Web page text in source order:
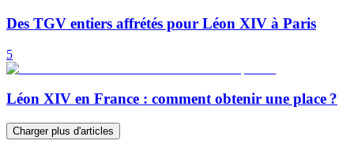
Des TGV entiers affrétés pour Léon XIV à Paris
5
Léon XIV en France : comment obtenir une place ?
Charger plus d'articles